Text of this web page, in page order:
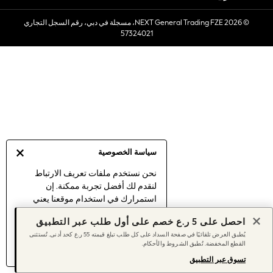
سياسة الخصوصية
نحن نستخدم ملفات تعريف الارتباط
لنقدم لك أفضل تجربة ممكنة. إن
استمرارك في استخدام موقعنا يعني
الارتباط.
اكتشف المزيد عن إدارة إعدادات ملفات
تعريف الارتباط (الكوكيز).
Sets & Outfits
Linen Collection
Women's Holiday Shop
Women's Travel Styles
Linen Collection
Tops & T-Shirts
Cover Ups & Kaftans
Sandals
Swimwear
© 2026 NEXT General Trading FZE، مسجلة في دبي، رقم السجل التجاري
57324021
احصل على 5 ر.ع خصم على أول طلب عبر التطبيق
يُطبق العرض تلقائيًا في صفحة السداد على كل طلب تبلغ قيمته 55 ر.ع كحد أدنى. تُستثنى
القطع المخفضة. تُطبق الشروط والأحكام.
تسوق عبر التطبيق